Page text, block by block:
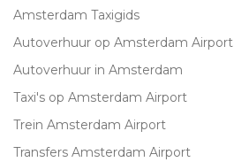
Amsterdam Taxigids
Autoverhuur op Amsterdam Airport
Autoverhuur in Amsterdam
Taxi's op Amsterdam Airport
Trein Amsterdam Airport
Transfers Amsterdam Airport